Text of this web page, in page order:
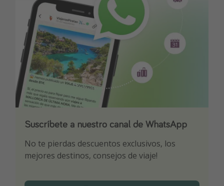
Suscríbete a nuestro canal de WhatsApp
No te pierdas descuentos exclusivos, los
mejores destinos, consejos de viaje!
Descarga nuestra app
Sé el primero en reservar nuestros chollazos
¡Suscríbete a nuestro canal de Telegram!
¡Recibe las mejores ofertas seleccionadas para
ti por nuestros expertos en viajes